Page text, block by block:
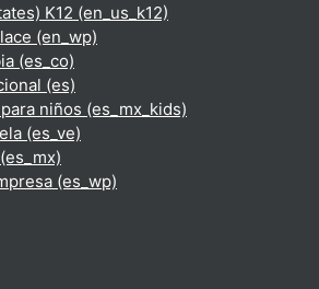
K12 ‎(en_us_k12)‎
‎(en_wp)‎
‎(es_co)‎
‎(es)‎
niños ‎(es_mx_kids)‎
‎(es_ve)‎
‎(es_wp)‎